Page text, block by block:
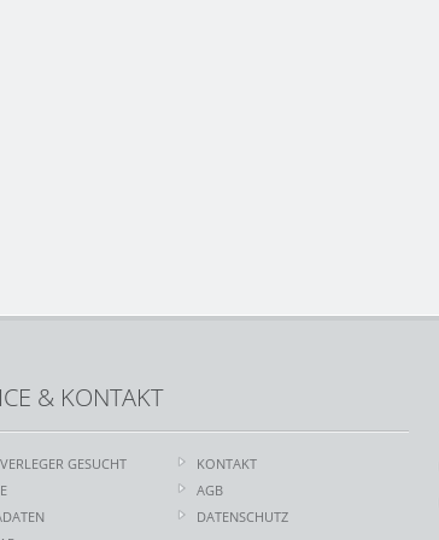
& KONTAKT
GESUCHT
KONTAKT
AGB
DATENSCHUTZ